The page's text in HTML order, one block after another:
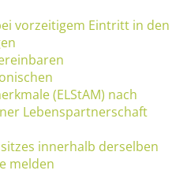
vorzeitigem Eintritt in den
(ELStAM) nach
Lebenspartnerschaft
innerhalb derselben
melden